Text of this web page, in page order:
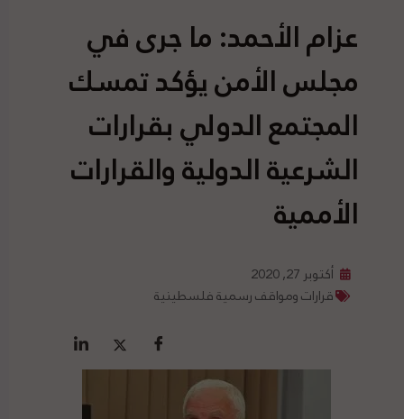
عزام الأحمد: ما جرى في
مجلس الأمن يؤكد تمسك
المجتمع الدولي بقرارات
الشرعية الدولية والقرارات
الأممية
أكتوبر 27, 2020
قرارات ومواقف رسمية فلسطينية